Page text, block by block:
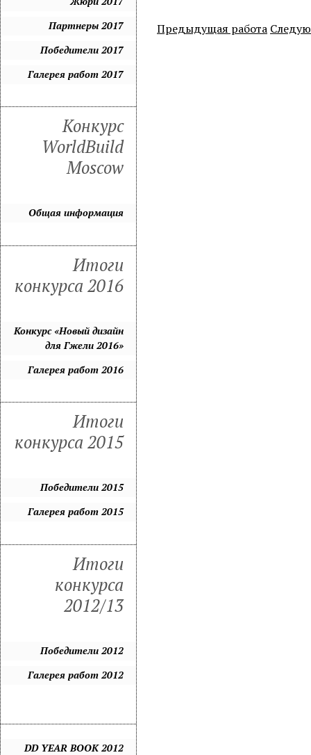
Предыдущая работа
Партнеры 2017
Победители 2017
Галерея работ 2017
Конкурс
WorldBuild
Moscow
Общая информация
Итоги
конкурса 2016
Конкурс «Новый дизайн
для Гжели 2016»
Галерея работ 2016
Итоги
конкурса 2015
Победители 2015
Галерея работ 2015
Итоги
конкурса
2012/13
Победители 2012
Галерея работ 2012
DD YEAR BOOK 2012